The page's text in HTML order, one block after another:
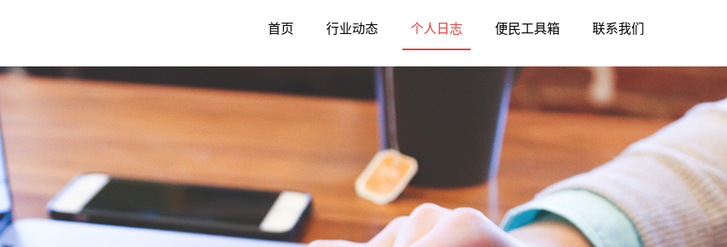
首页 行业动态 个人日志 便民工具箱 联系我们